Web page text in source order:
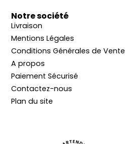
Notre société
Livraison
Mentions Légales
Conditions Générales de Vente
A propos
Paiement Sécurisé
Contactez-nous
Plan du site